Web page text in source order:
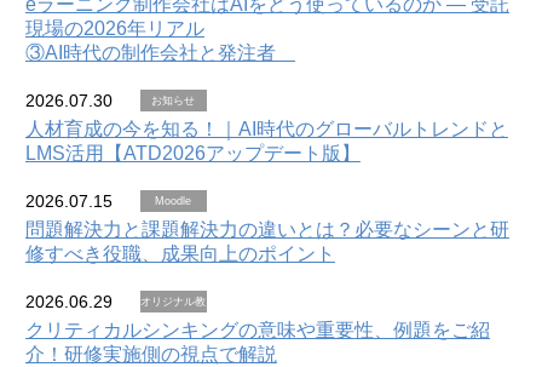
o
k
eラーニング制作会社はAIをどう使っているのか — 受託
現場の2026年リアル
③AI時代の制作会社と発注者
2026.07.30 お知らせ
人材育成の今を知る！｜AI時代のグローバルトレンドと
LMS活用【ATD2026アップデート版】
2026.07.15 Moodle
問題解決力と課題解決力の違いとは？必要なシーンと研
修すべき役職、成果向上のポイント
2026.06.29
オリジナル教
材
クリティカルシンキングの意味や重要性、例題をご紹
介！研修実施側の視点で解説